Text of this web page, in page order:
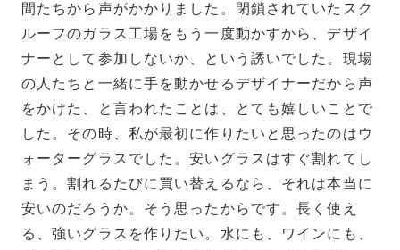
間たちから声がかかりました。閉鎖されていたスク
ルーフのガラス工場をもう一度動かすから、デザイ
ナーとして参加しないか、という誘いでした。現場
の人たちと一緒に手を動かせるデザイナーだから声
をかけた、と言われたことは、とても嬉しいことで
した。その時、私が最初に作りたいと思ったのはウ
ォーターグラスでした。安いグラスはすぐ割れてし
まう。割れるたびに買い替えるなら、それは本当に
安いのだろうか。そう思ったからです。長く使え
る、強いグラスを作りたい。水にも、ワインにも、